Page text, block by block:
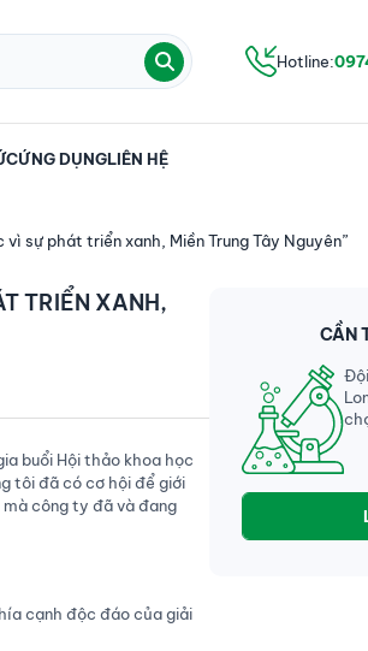
Hotline:
ỨNG DỤNGLIÊN HỆ
sự phát triển xanh, Miền Trung Tây Nguyên”
TRIỂN XANH,
buổi Hội thảo khoa học
tôi đã có cơ hội để giới
công ty đã và đang
cạnh độc đáo của giải
CẦN